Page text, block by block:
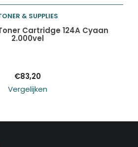
aan
& SUPPLIES
Cartridge 124A Cyaan
2.000vel
€83,20
Vergelijken